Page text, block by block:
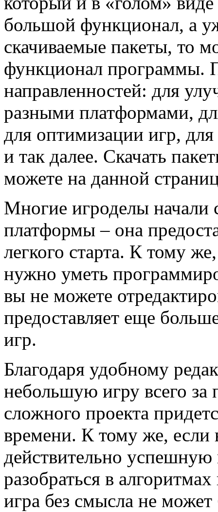
большой функционал, а
скачиваемые пакеты, то
функционал программы.
направленностей: для
разными платформами,
для оптимизации игр,
и так далее. Скачать
можете на данной
Многие игроделы начали
платформы – она
легкого старта. К тому
нужно уметь
вы не можете
предоставляет еще
игр.
Благодаря удобному
небольшую игру всего за
сложного проекта
времени. К тому же, если
действительно успешную
разобраться в
игра без смысла не